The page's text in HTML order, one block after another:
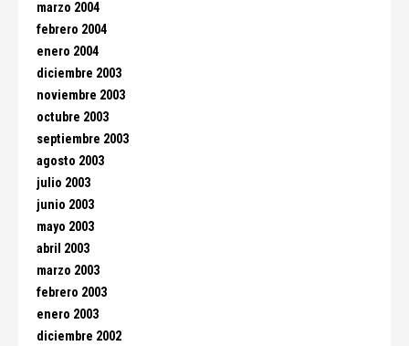
marzo 2004
febrero 2004
enero 2004
diciembre 2003
noviembre 2003
octubre 2003
septiembre 2003
agosto 2003
julio 2003
junio 2003
mayo 2003
abril 2003
marzo 2003
febrero 2003
enero 2003
diciembre 2002